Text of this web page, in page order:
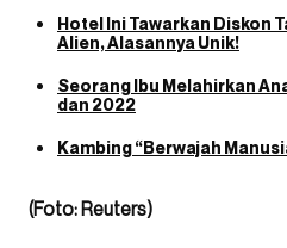
Hotel Ini Tawarkan Diskon
Alien, Alasannya Unik!
Seorang Ibu Melahirkan
dan 2022
Kambing “Berwajah
(Foto: Reuters)